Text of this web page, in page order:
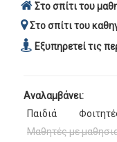
Στο σπίτι του
Στο σπίτι του
Εξυπηρετεί τις
Αναλαμβάνει:
Παιδιά
Μαθητές με